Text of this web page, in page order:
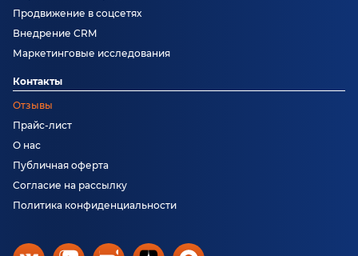
Продвижение в соцсетях
Внедрение CRM
Маркетинговые исследования
Контакты
Отзывы
Прайс-лист
О нас
Публичная оферта
Согласие на рассылку
Политика конфиденциальности